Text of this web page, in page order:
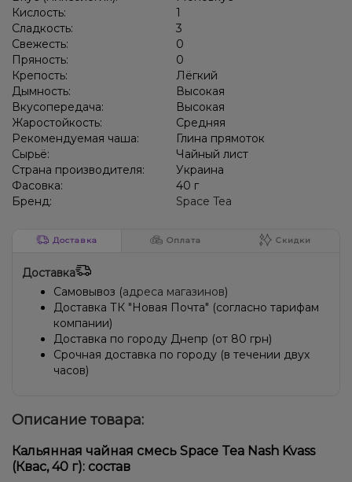
Кислость:
1
Сладкость:
3
Свежесть:
0
Пряность:
0
Крепость:
Лёгкий
Дымность:
Высокая
Вкусопередача:
Высокая
Жаростойкость:
Средняя
Рекомендуемая чаша:
Глина прямоток
Сырьё:
Чайный лист
Страна производителя:
Украина
Фасовка:
40 г
Бренд:
Space Tea
Доставка Оплата Скидки
Доставка
Самовывоз (адреса магазинов)
Доставка ТК "Новая Почта" (согласно тарифам
компании)
Доставка по городу Днепр (от 80 грн)
Срочная доставка по городу (в течении двух
часов)
Описание товара:
Кальянная чайная смесь Space Tea Nash Kvass
(Квас, 40 г): состав